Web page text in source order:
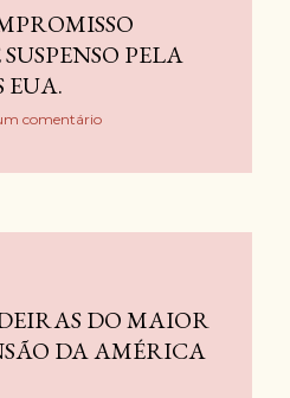
PELA
EUA.
comentário
DO MAIOR
DA AMÉRICA